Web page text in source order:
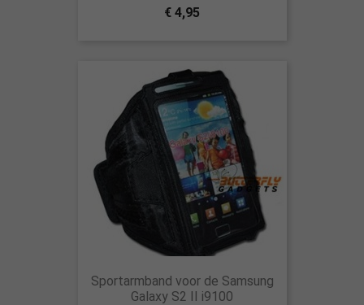
€ 4,95
Sportarmband voor de Samsung
Galaxy S2 II i9100